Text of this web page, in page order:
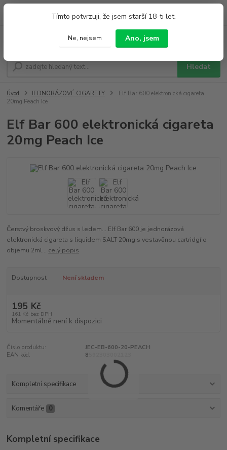
Tímto potvrzuji, že jsem starší 18-ti let.
Ne, nejsem Ano, jsem
Hledat
Po - Pá 9:00 - 19:00 So 9:00 - 14:00
Úvod JEDNORÁZOVÉ CIGARETY
Elf Bar 600 elektronická cigareta
20mg Peach Ice
Elf Bar 600 elektronická cigareta
20mg Peach Ice
Čerstvý broskvový džus s ledem... Elf Bar 600 je jednorázová
elektronická cigareta s liquidem SALT 20mg s vestavěnou cartridgí o
objemu 2ml... celý popis
Dostupnost Není skladem
195 Kč
161 Kč bez DPH
Momentálně není k dispozici
Číslo produktu:
JEC-EB-600-20-PEACH
EAN kód:
8592303002123
Kompletní specifikace
Komentáře 0
Kompletní specifikace